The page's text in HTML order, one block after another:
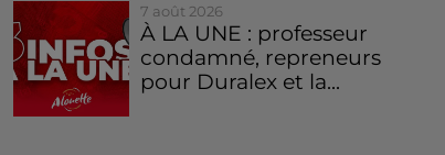
7 août 2026
À LA UNE : professeur
condamné, repreneurs
pour Duralex et la...